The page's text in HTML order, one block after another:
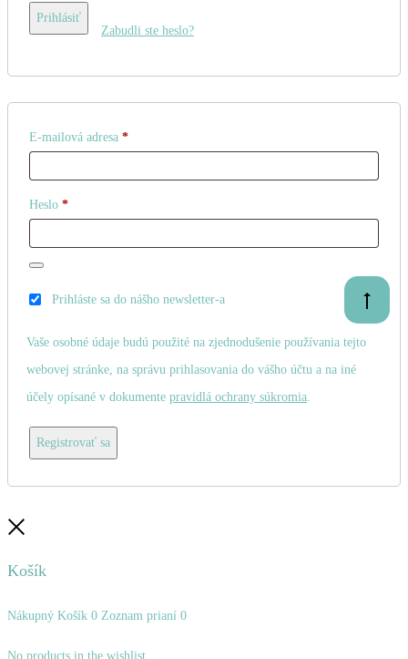
Prihlásiť
Zabudli ste heslo?
E-mailová adresa *Povinné
Heslo *Povinné
Prihláste sa do nášho newsletter-a
Vaše osobné údaje budú použité na zjednodušenie používania tejto
webovej stránke, na správu prihlasovania do vášho účtu a na iné
účely opísané v dokumente pravidlá ochrany súkromia
Registrovať sa
Košík
Nákupný Košík 0 Zoznam prianí 0
No products in the wishlist